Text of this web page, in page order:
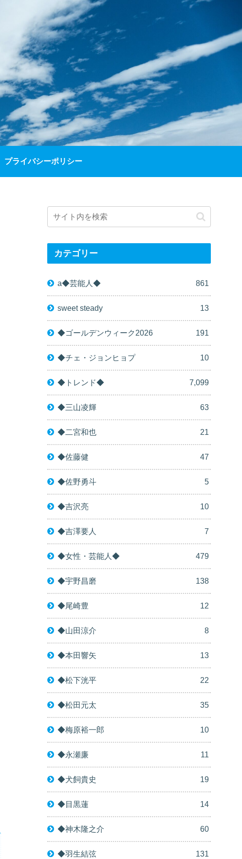
プライバシーポリシー
カテゴリー
a◆芸能人◆ 861
sweet steady 13
◆ゴールデンウィーク2026 191
◆チェ・ジョンヒョプ 10
◆トレンド◆ 7,099
◆三山凌輝 63
◆二宮和也 21
◆佐藤健 47
◆佐野勇斗 5
◆吉沢亮 10
◆吉澤要人 7
◆女性・芸能人◆ 479
◆宇野昌磨 138
◆尾崎豊 12
◆山田涼介 8
◆本田響矢 13
◆松下洸平 22
◆松田元太 35
◆梅原裕一郎 10
◆永瀬廉 11
◆犬飼貴史 19
◆目黒蓮 14
◆神木隆之介 60
◆羽生結弦 131